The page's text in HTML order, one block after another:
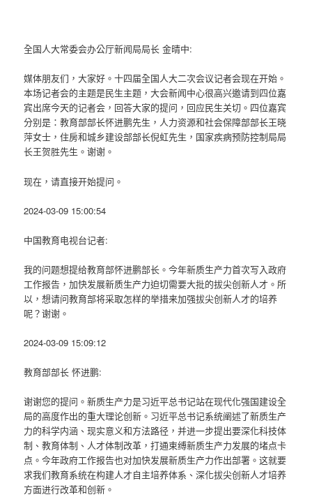
全国人大常委会办公厅新闻局局长 金晴中:
媒体朋友们，大家好。十四届全国人大二次会议记者会现在开始。
本场记者会的主题是民生主题，大会新闻中心很高兴邀请到四位嘉
宾出席今天的记者会，回答大家的提问，回应民生关切。四位嘉宾
分别是：教育部部长怀进鹏先生，人力资源和社会保障部部长王晓
萍女士，住房和城乡建设部部长倪虹先生，国家疾病预防控制局局
长王贺胜先生。谢谢。
现在，请直接开始提问。
2024-03-09 15:00:54
中国教育电视台记者:
我的问题想提给教育部怀进鹏部长。今年新质生产力首次写入政府
工作报告，加快发展新质生产力迫切需要大批的拔尖创新人才。所
以，想请问教育部将采取怎样的举措来加强拔尖创新人才的培养
呢？谢谢。
2024-03-09 15:09:12
教育部部长 怀进鹏:
谢谢您的提问。新质生产力是习近平总书记站在现代化强国建设全
局的高度作出的重大理论创新。习近平总书记系统阐述了新质生产
力的科学内涵、现实意义和方法路径，并进一步提出要深化科技体
制、教育体制、人才体制改革，打通束缚新质生产力发展的堵点卡
点。今年政府工作报告也对加快发展新质生产力作出部署。这就要
求我们教育系统在构建人才自主培养体系、深化拔尖创新人才培养
方面进行改革和创新。